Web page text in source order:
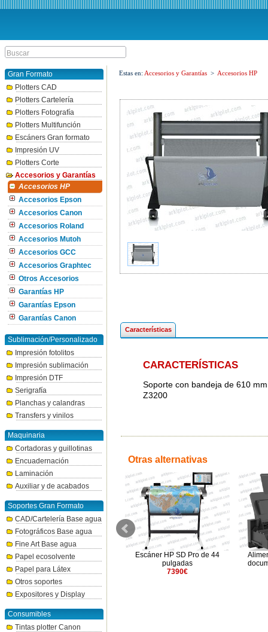
Gran Formato
Plotters CAD
Plotters Cartelería
Plotters Fotografía
Plotters Multifunción
Escáners Gran formato
Impresión UV
Plotters Corte
Accesorios y Garantías
Accesorios HP
Accesorios Epson
Accesorios Canon
Accesorios Roland
Accesorios Mutoh
Accesorios GCC
Accesorios Graphtec
Otros Accesorios
Garantías HP
Garantías Epson
Garantías Canon
Sublimación/Personalizado
Impresión fotolitos
Impresión sublimación
Impresión DTF
Serigrafía
Planchas y calandras
Transfers y vinilos
Maquinaria
Cortadoras y guillotinas
Encuadernación
Laminación
Auxiliar y de acabados
Soportes Gran Formato
CAD/Cartelería Base agua
Fotográficos Base agua
Fine Art Base agua
Papel ecosolvente
Papel para Látex
Otros soportes
Expositores y Display
Consumibles
Tintas plotter Canon
Estas en: Accesorios y Garantías > Accesorios HP
Características
CARACTERÍSTICAS
Soporte con bandeja de 610
Z3200
Otras alternativas
Soporte HP Designjet
Zxx00/T1xx0/T610 24"
(Q6663A)
188.93€
Escáner HP SD Pro de 44
pulgadas
7390€